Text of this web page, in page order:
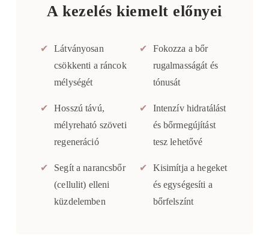
A kezelés kiemelt előnyei
✔
Látványosan
csökkenti a ráncok
mélységét
✔
Fokozza a bőr
rugalmasságát és
tónusát
✔
Hosszú távú,
mélyreható szöveti
regeneráció
✔
Intenzív hidratálást
és bőrmegújítást
tesz lehetővé
✔
Segít a narancsbőr
(cellulit) elleni
küzdelemben
✔
Kisimítja a hegeket
és egységesíti a
bőrfelszínt